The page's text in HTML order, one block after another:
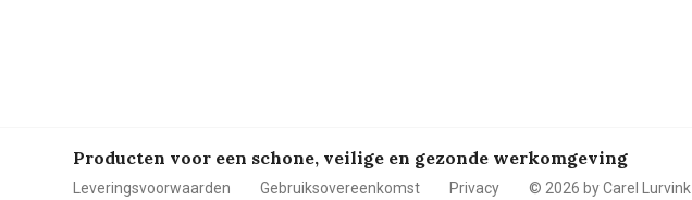
Producten voor een schone, veilige en gezonde werkomgeving
Leveringsvoorwaarden Gebruiksovereenkomst Privacy © 2026 by Carel Lurvink